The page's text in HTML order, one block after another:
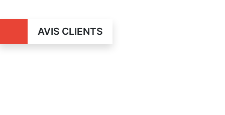
AVIS CLIENTS